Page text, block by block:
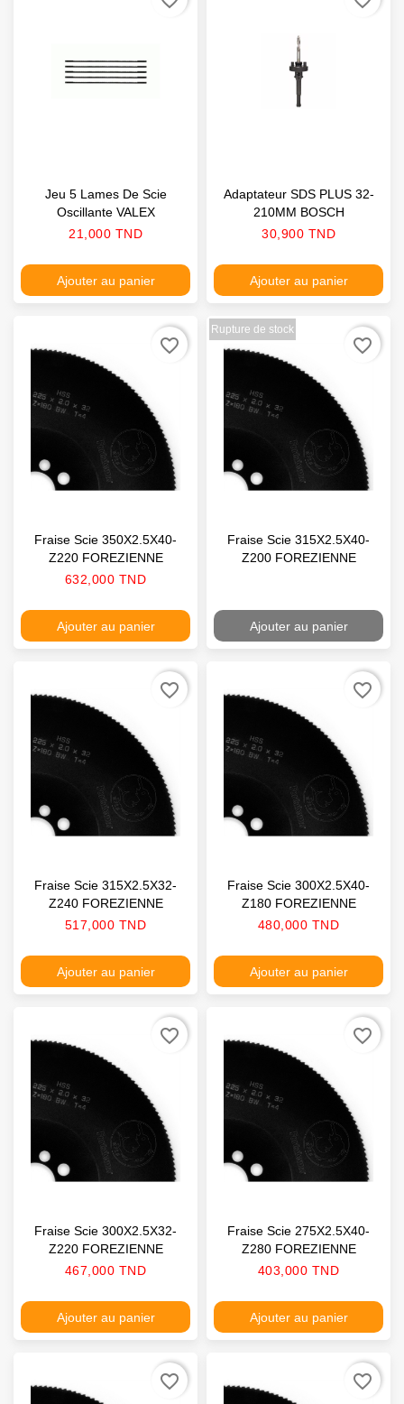
Jeu 5 Lames De Scie
Oscillante VALEX
Prix
21,000 TND
Ajouter au panier
Adaptateur SDS PLUS 32-
210MM BOSCH
Prix
30,900 TND
Ajouter au panier
Fraise Scie 350X2.5X40-
Z220 FOREZIENNE
Prix
632,000 TND
Ajouter au panier
favorite_border
Rupture de stock
Fraise Scie 315X2.5X40-
Z200 FOREZIENNE
Ajouter au panier
favorite_border
Fraise Scie 315X2.5X32-
Z240 FOREZIENNE
Prix
517,000 TND
Ajouter au panier
favorite_border
Fraise Scie 300X2.5X40-
Z180 FOREZIENNE
Prix
480,000 TND
Ajouter au panier
favorite_border
Fraise Scie 300X2.5X32-
Z220 FOREZIENNE
Prix
467,000 TND
Ajouter au panier
favorite_border
Fraise Scie 275X2.5X40-
Z280 FOREZIENNE
Prix
403,000 TND
Ajouter au panier
favorite_border
favorite_border favorite_border